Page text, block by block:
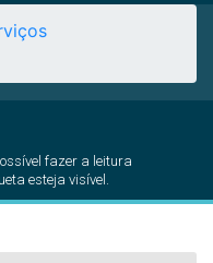
fazer a leitura
esteja visível.